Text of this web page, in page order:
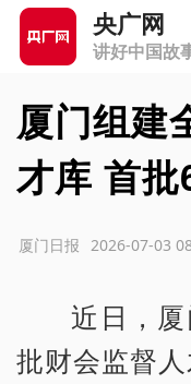
央广网
讲好中国故
厦门组建
才库 首
2026-07-03
厦门日报
近日，
批财会监督